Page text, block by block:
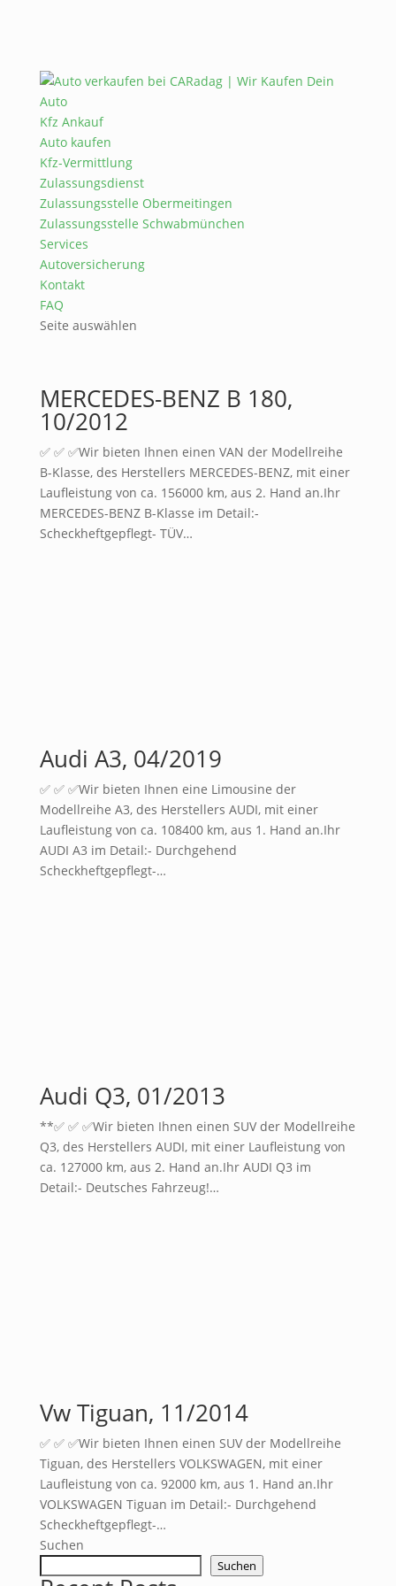
Kfz Ankauf
Auto kaufen
Kfz-Vermittlung
Zulassungsdienst
Zulassungsstelle Obermeitingen
Zulassungsstelle Schwabmünchen
Services
Autoversicherung
Kontakt
FAQ
Seite auswählen
MERCEDES-BENZ B 180,
10/2012
✅ ✅ ✅Wir bieten Ihnen einen VAN der Modellreihe
B-Klasse, des Herstellers MERCEDES-BENZ, mit einer
Laufleistung von ca. 156000 km, aus 2. Hand an.Ihr
MERCEDES-BENZ B-Klasse im Detail:-
Scheckheftgepflegt- TÜV…
Audi A3, 04/2019
✅ ✅ ✅Wir bieten Ihnen eine Limousine der
Modellreihe A3, des Herstellers AUDI, mit einer
Laufleistung von ca. 108400 km, aus 1. Hand an.Ihr
AUDI A3 im Detail:- Durchgehend
Scheckheftgepflegt-…
Audi Q3, 01/2013
**✅ ✅ ✅Wir bieten Ihnen einen SUV der Modellreihe
Q3, des Herstellers AUDI, mit einer Laufleistung von
ca. 127000 km, aus 2. Hand an.Ihr AUDI Q3 im
Detail:- Deutsches Fahrzeug!…
Vw Tiguan, 11/2014
✅ ✅ ✅Wir bieten Ihnen einen SUV der Modellreihe
Tiguan, des Herstellers VOLKSWAGEN, mit einer
Laufleistung von ca. 92000 km, aus 1. Hand an.Ihr
VOLKSWAGEN Tiguan im Detail:- Durchgehend
Scheckheftgepflegt-…
Suchen
Suchen